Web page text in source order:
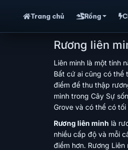
Trang chủ Rồng
Rương liên
Liên minh là một tính
Bất cứ ai cũng có thể
điểm để thu thập
mình trong Cây Sự
Grove và có thể có
Rương liên minh là
nhiều cấp độ và mỗi
điểm hơn. Rương